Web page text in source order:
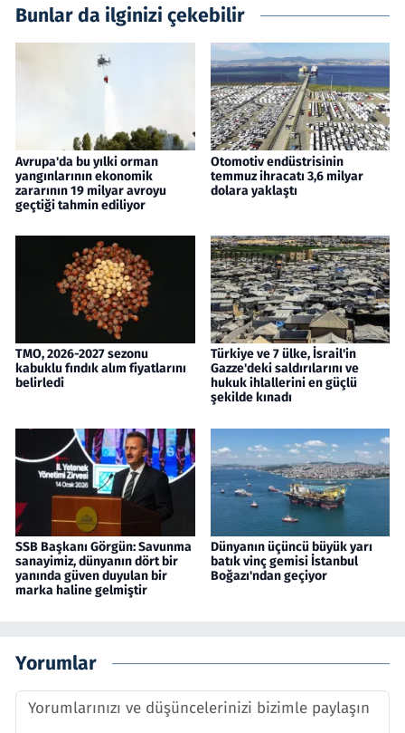
Bunlar da ilginizi çekebilir
Avrupa'da bu yılki orman
yangınlarının ekonomik
zararının 19 milyar avroyu
geçtiği tahmin ediliyor
Otomotiv endüstrisinin
temmuz ihracatı 3,6 milyar
dolara yaklaştı
TMO, 2026-2027 sezonu
kabuklu fındık alım fiyatlarını
belirledi
Türkiye ve 7 ülke, İsrail'in
Gazze'deki saldırılarını ve
hukuk ihlallerini en güçlü
şekilde kınadı
SSB Başkanı Görgün: Savunma
sanayimiz, dünyanın dört bir
yanında güven duyulan bir
marka haline gelmiştir
Dünyanın üçüncü büyük yarı
batık vinç gemisi İstanbul
Boğazı'ndan geçiyor
Yorumlar